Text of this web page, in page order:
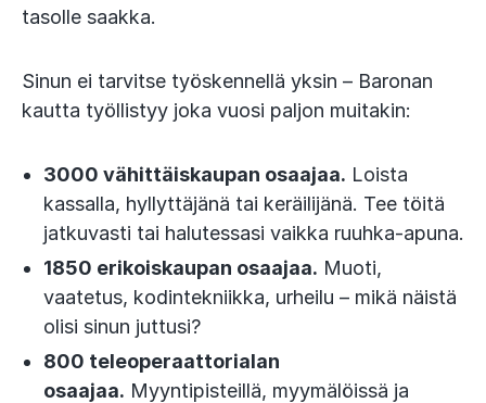
tasolle saakka.
Sinun ei tarvitse työskennellä yksin – Baronan
kautta työllistyy joka vuosi paljon muitakin:
3000 vähittäiskaupan osaajaa. Loista
kassalla, hyllyttäjänä tai keräilijänä. Tee töitä
jatkuvasti tai halutessasi vaikka ruuhka-apuna.
1850 erikoiskaupan osaajaa. Muoti,
vaatetus, kodintekniikka, urheilu – mikä näistä
olisi sinun juttusi?
800 teleoperaattorialan
osaajaa. Myyntipisteillä, myymälöissä ja